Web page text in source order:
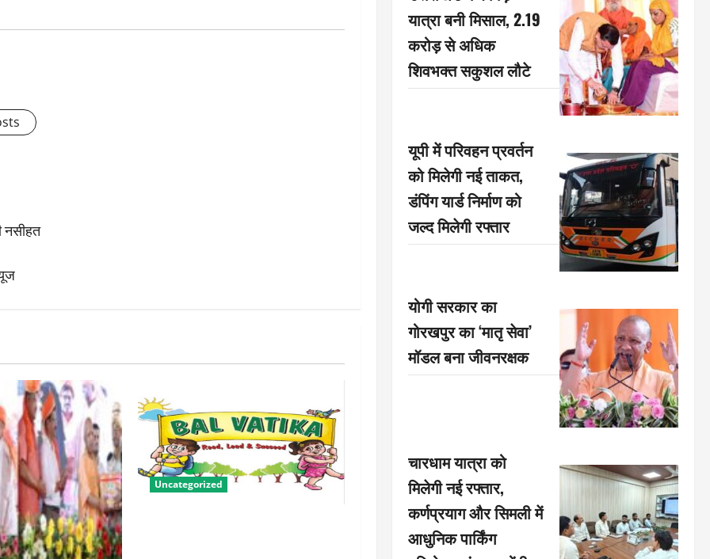
नसीहत
Uncategorized
यात्रा बनी मिसाल, 2.19
करोड़ से अधिक
शिवभक्त सकुशल लौटे
यूपी में परिवहन प्रवर्तन
को मिलेगी नई ताकत,
डंपिंग यार्ड निर्माण को
जल्द मिलेगी रफ्तार
योगी सरकार का
गोरखपुर का ‘मातृ सेवा’
मॉडल बना जीवनरक्षक
चारधाम यात्रा को
मिलेगी नई रफ्तार,
कर्णप्रयाग और सिमली में
आधुनिक पार्किंग